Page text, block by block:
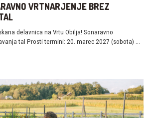
VRTNARJENJE BREZ
delavnica na Vrtu Obilja! Sonaravno
tal Prosti termini: 20. marec 2027 (sobota) …